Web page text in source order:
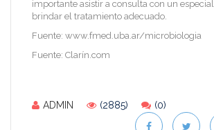
importante asistir a consulta con un
brindar el tratamiento adecuado.
Fuente: www.fmed.uba.ar/microbiologia
Fuente: Clarín.com
ADMIN (2885) (0)